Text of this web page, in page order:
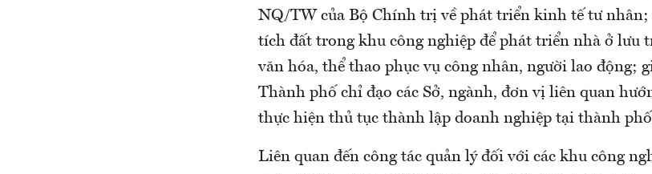
NQ/TW của Bộ Chính trị về phát triển kinh tế tư
tích đất trong khu công nghiệp để phát triển nhà ở lưu
văn hóa, thể thao phục vụ công nhân, người lao động;
Thành phố chỉ đạo các Sở, ngành, đơn vị liên quan
thực hiện thủ tục thành lập doanh nghiệp tại thành
Liên quan đến công tác quản lý đối với các khu công